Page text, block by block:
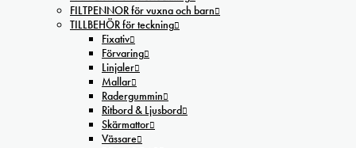
FILTPENNOR för vuxna och barn
TILLBEHÖR för teckning
Fixativ
Förvaring
Linjaler
Mallar
Radergummin
Ritbord & Ljusbord
Skärmattor
Vässare